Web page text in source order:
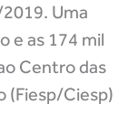
Uma
e as 174 mil
Centro das
(Fiesp/Ciesp)